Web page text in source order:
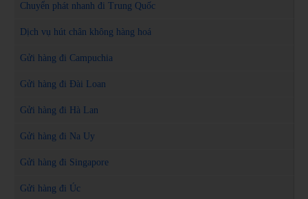
Chuyển phát nhanh đi Trung Quốc
Dịch vụ hút chân không hàng hoá
Gửi hàng đi Campuchia
Gửi hàng đi Đài Loan
Gửi hàng đi Hà Lan
Gửi hàng đi Na Uy
Gửi hàng đi Singapore
Gửi hàng đi Úc